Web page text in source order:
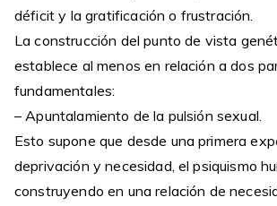
déficit y la gratificación o frustración.
La construcción del punto de vista
establece al menos en relación a dos
fundamentales:
– Apuntalamiento de la pulsión sexual.
Esto supone que desde una primera
deprivación y necesidad, el psiquismo
construyendo en una relación de